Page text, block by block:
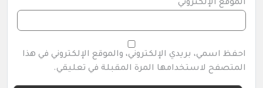
الموقع الإلكتروني
احفظ اسمي، بريدي الإلكتروني، والموقع الإلكتروني في هذا
المتصفح لاستخدامها المرة المقبلة في تعليقي.